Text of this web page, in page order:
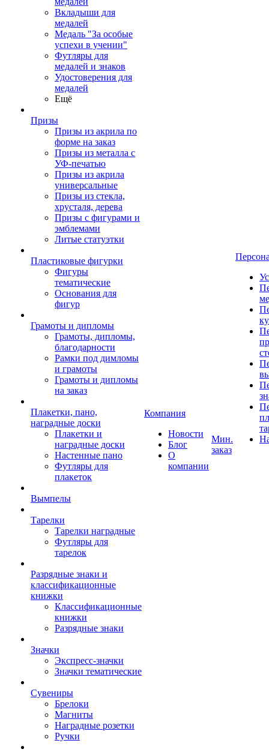
Вкладыши для
медалей
Медаль "За особые
успехи в учении"
Футляры для
медалей и знаков
Удостоверения для
медалей
Ещё
Призы
Призы из акрила по
форме на заказ
Призы из металла с
УФ-печатью
Призы из акрила
универсальные
Призы из стекла,
хрусталя, дерева
Призы с фигурами и
эмблемами
Литые статуэтки
Пластиковые фигурки
Фигуры
тематические
Основания для
фигур
Грамоты и дипломы
Грамоты, дипломы,
благодарности
Рамки под димломы
и грамоты
Грамоты и дипломы
на заказ
Плакетки, пано,
наградные доски
Плакетки и
наградные доски
Настенные пано
Футляры для
плакеток
Вымпелы
Тарелки
Тарелки наградные
Футляры для
тарелок
Разрядные знаки и
классификационные
книжки
Классификационные
книжки
Разрядные знаки
Значки
Экспресс-значки
Значки тематические
Сувениры
Брелоки
Магниты
Наградные розетки
Ручки
Компания
Новости
Блог
О
компании
Мин.
заказ